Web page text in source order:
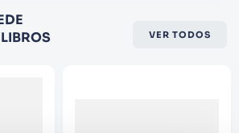
el producto de 1 a 5
VER TODOS